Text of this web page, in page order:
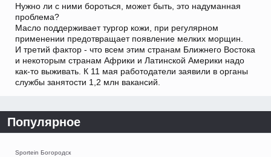
Нужно ли с ними бороться, может быть, это надуманная
проблема?
Масло поддерживает тургор кожи, при регулярном
применении предотвращает появление мелких морщин.
И третий фактор - что всем этим странам Ближнего Востока
и некоторым странам Африки и Латинской Америки надо
как-то выживать. К 11 мая работодатели заявили в органы
службы занятости 1,2 млн вакансий.
Популярное
Sportein Богородск